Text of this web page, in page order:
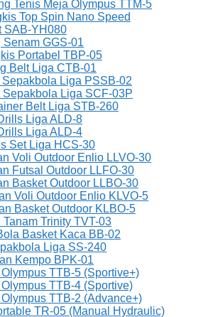
Tenis Meja Olympus TTM-5
Top Spin Nano Speed
SAB-YH080
GGS-01
Portabel TBP-05
Belt Liga CTB-01
Liga PSSB-02
Sepakbola Liga SCF-03P
Belt Liga STB-260
Liga ALD-8
Liga ALD-4
Set Liga HCS-30
Voli Outdoor Enlio LLVO-30
Futsal Outdoor LLFO-30
Basket Outdoor LLBO-30
Voli Outdoor Enlio KLVO-5
Basket Outdoor KLBO-5
Trinity TVT-03
Basket Kaca BB-02
Liga SS-240
Kempo BPK-01
TTB-5 (Sportive+)
TTB-4 (Sportive)
TTB-2 (Advance+)
TR-05 (Manual Hydraulic)